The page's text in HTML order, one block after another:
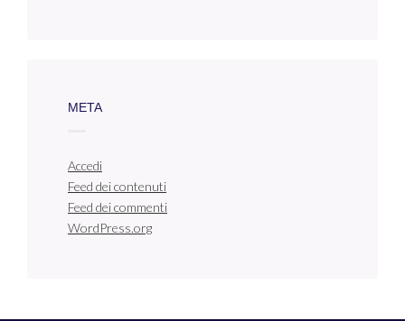
META
Accedi
Feed dei contenuti
Feed dei commenti
WordPress.org